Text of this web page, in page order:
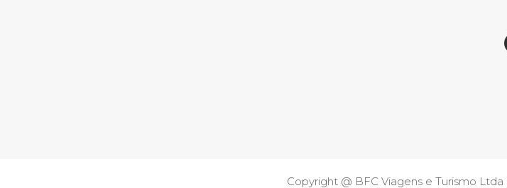
Copyright @ BFC Viagens e Turismo Ltda